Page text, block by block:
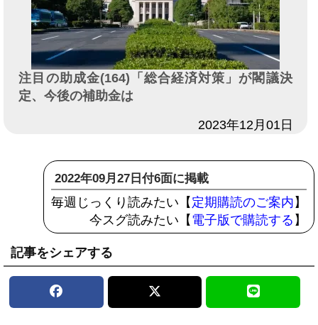
注目の助成金(164)「総合経済対策」が閣議決
定、今後の補助金は
2023年12月01日
2022年09月27日付6面に掲載
毎週じっくり読みたい【 定期購読のご案内 】
今スグ読みたい【 電子版で購読する 】
記事をシェアする